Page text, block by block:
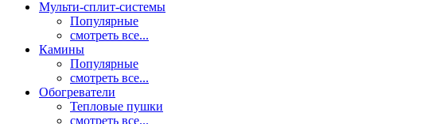
Мульти-сплит-системы
Популярные
смотреть все...
Камины
Популярные
смотреть все...
Обогреватели
Тепловые пушки
смотреть все...